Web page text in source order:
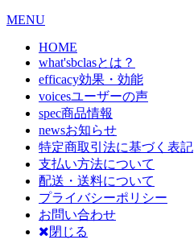
MENU
HOME
what'sbclasとは？
efficacy効果・効能
voicesユーザーの声
spec商品情報
newsお知らせ
特定商取引法に基づく表記
支払い方法について
配送・送料について
プライバシーポリシー
お問い合わせ
閉じる